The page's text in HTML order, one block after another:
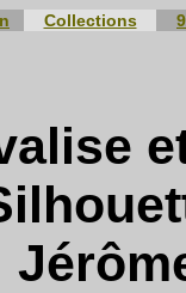
Collections